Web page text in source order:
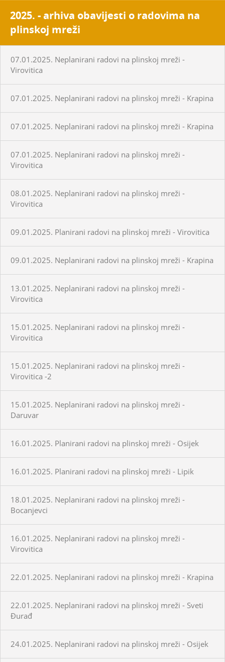
2025. - arhiva obavijesti o radovima na
plinskoj mreži
07.01.2025. Neplanirani radovi na plinskoj mreži -
Virovitica
07.01.2025. Neplanirani radovi na plinskoj mreži - Krapina
07.01.2025. Neplanirani radovi na plinskoj mreži - Krapina
07.01.2025. Neplanirani radovi na plinskoj mreži -
Virovitica
08.01.2025. Neplanirani radovi na plinskoj mreži -
Virovitica
09.01.2025. Planirani radovi na plinskoj mreži - Virovitica
09.01.2025. Neplanirani radovi na plinskoj mreži - Krapina
13.01.2025. Neplanirani radovi na plinskoj mreži -
Virovitica
15.01.2025. Neplanirani radovi na plinskoj mreži -
Virovitica
15.01.2025. Neplanirani radovi na plinskoj mreži -
Virovitica -2
15.01.2025. Neplanirani radovi na plinskoj mreži -
Daruvar
16.01.2025. Planirani radovi na plinskoj mreži - Osijek
16.01.2025. Planirani radovi na plinskoj mreži - Lipik
18.01.2025. Neplanirani radovi na plinskoj mreži -
Bocanjevci
16.01.2025. Neplanirani radovi na plinskoj mreži -
Virovitica
22.01.2025. Neplanirani radovi na plinskoj mreži - Krapina
22.01.2025. Neplanirani radovi na plinskoj mreži - Sveti
Đurađ
24.01.2025. Neplanirani radovi na plinskoj mreži - Osijek